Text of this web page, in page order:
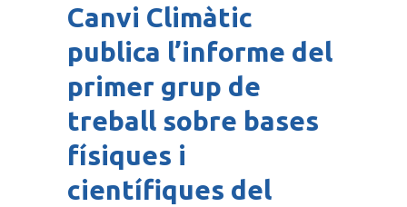
Canvi Climàtic
publica l’informe del
primer grup de
treball sobre bases
físiques i
científiques del